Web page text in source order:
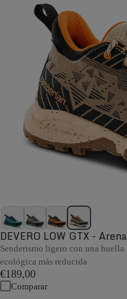
DEVERO LOW GTX - Arena
Senderismo ligero con una huella
ecológica más reducida
€189,00
Comparar